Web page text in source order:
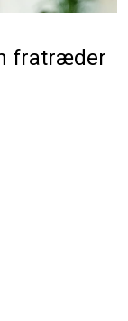
fratræder